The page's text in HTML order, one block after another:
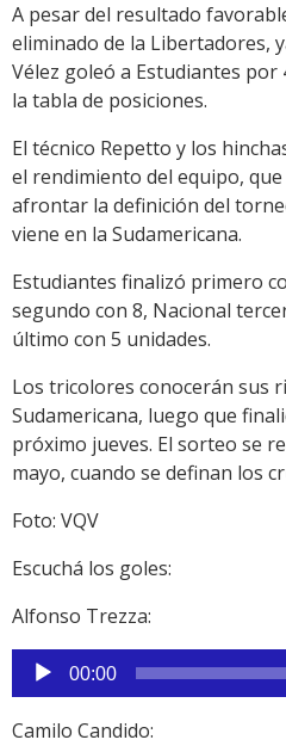
A pesar del resultado
eliminado de la Libertadores,
Vélez goleó a Estudiantes por
la tabla de posiciones.
El técnico Repetto y los
el rendimiento del equipo,
afrontar la definición del
viene en la Sudamericana.
Estudiantes finalizó primero
segundo con 8, Nacional
último con 5 unidades.
Los tricolores conocerán sus
Sudamericana, luego que
próximo jueves. El sorteo se
mayo, cuando se definan los
Foto: VQV
Escuchá los goles:
Alfonso Trezza:
Reproductor
de
audio
00:00
Camilo Candido: